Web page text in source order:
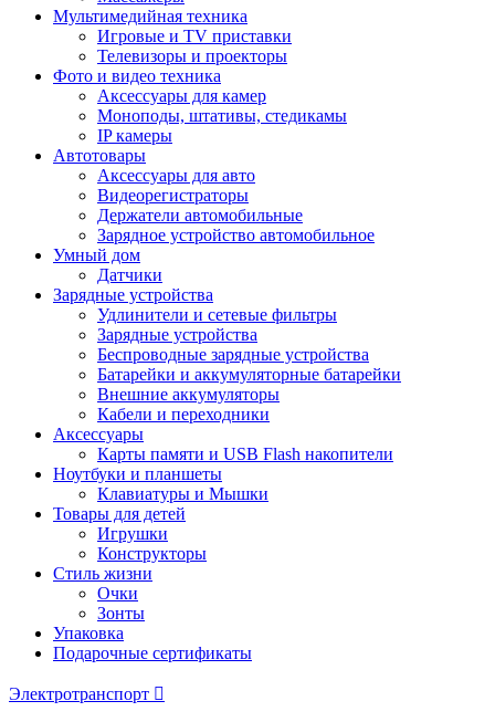
Мультимедийная техника
Игровые и TV приставки
Телевизоры и проекторы
Фото и видео техника
Аксессуары для камер
Моноподы, штативы, стедикамы
IP камеры
Автотовары
Аксессуары для авто
Видеорегистраторы
Держатели автомобильные
Зарядное устройство автомобильное
Умный дом
Датчики
Зарядные устройства
Удлинители и сетевые фильтры
Зарядные устройства
Беспроводные зарядные устройства
Батарейки и аккумуляторные батарейки
Внешние аккумуляторы
Кабели и переходники
Аксессуары
Карты памяти и USB Flash накопители
Ноутбуки и планшеты
Клавиатуры и Мышки
Товары для детей
Игрушки
Конструкторы
Стиль жизни
Очки
Зонты
Упаковка
Подарочные сертификаты
Электротранспорт